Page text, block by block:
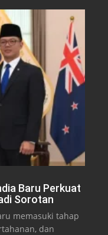
Baru Perkuat
Sorotan
memasuki tahap
dan